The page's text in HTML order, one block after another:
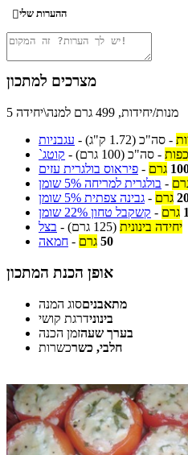
ההערות שלי
מצרכים למתכון
5 מנות/יחידות, 499 גרם למנה\יחידה
עגבניות - - סה"כ (1.72 ק"ג)
קוטג` - כפות - סה"כ (100 גרם)
פיראוס בולגרית עזים - גרם
בולגרית למריחה 5% שומן -
גבינה צפתית 5% שומן - גרם
קשקבל טחון 22% שומן - גרם
בצל - יחידה בינונית (125 גרם)
חמאה - 50 גרם
אופן הכנת המתכון
מתאבניםסוג המנה
בינונידרגת קושי
בערך שעהזמן הכנה
חלבי, כשרכשרות